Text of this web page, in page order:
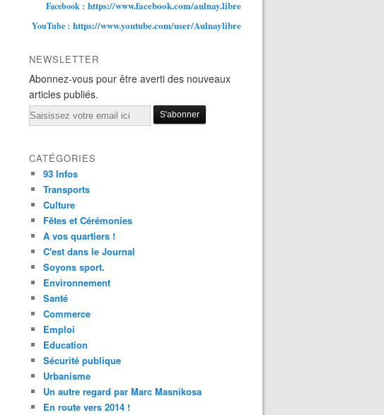
Facebook : https://www.facebook.com/aulnay.libre
YouTube : https://www.youtube.com/user/Aulnaylibre
NEWSLETTER
Abonnez-vous pour être averti des nouveaux
articles publiés.
Email
CATÉGORIES
93 Infos
Transports
Culture
Fêtes et Cérémonies
A vos quartiers !
C'est dans le Journal
Soyons sport.
Environnement
Santé
Commerce
Emploi
Education
Sécurité publique
Urbanisme
Un autre regard par Marc Masnikosa
En route vers 2014 !